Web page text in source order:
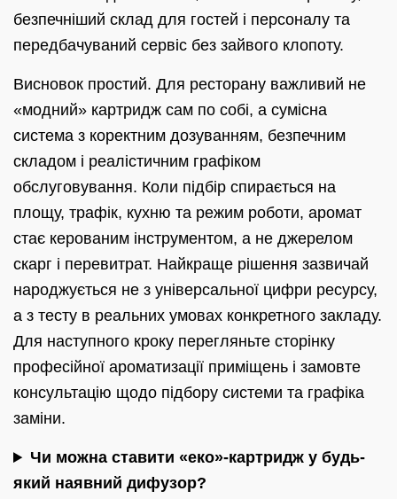
безпечніший склад для гостей і персоналу та
передбачуваний сервіс без зайвого клопоту.
Висновок простий. Для ресторану важливий не
«модний» картридж сам по собі, а сумісна
система з коректним дозуванням, безпечним
складом і реалістичним графіком
обслуговування. Коли підбір спирається на
площу, трафік, кухню та режим роботи, аромат
стає керованим інструментом, а не джерелом
скарг і перевитрат. Найкраще рішення зазвичай
народжується не з універсальної цифри ресурсу,
а з тесту в реальних умовах конкретного закладу.
Для наступного кроку перегляньте сторінку
професійної ароматизації приміщень і замовте
консультацію щодо підбору системи та графіка
заміни.
Чи можна ставити «еко»-картридж у будь-
який наявний дифузор?